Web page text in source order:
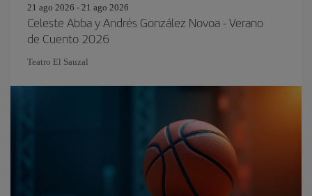
21 ago 2026 - 21 ago 2026
Celeste Abba y Andrés González Novoa - Verano
de Cuento 2026
Teatro El Sauzal